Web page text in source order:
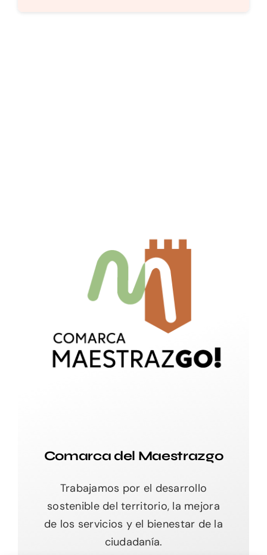
Comarca del Maestrazgo
Trabajamos por el desarrollo
sostenible del territorio, la mejora
de los servicios y el bienestar de la
ciudadanía.